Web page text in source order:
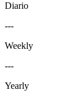
Diario
---
Weekly
---
Yearly